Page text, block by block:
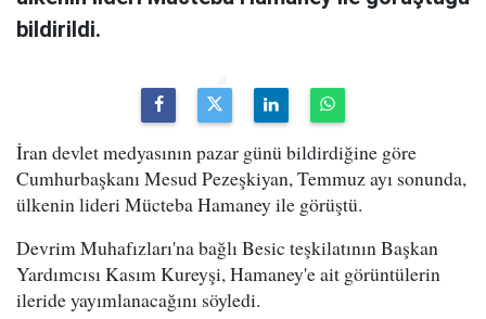
bildirildi.
İran devlet medyasının pazar günü bildirdiğine göre
Cumhurbaşkanı Mesud Pezeşkiyan, Temmuz ayı sonunda,
ülkenin lideri Mücteba Hamaney ile görüştü.
Devrim Muhafızları'na bağlı Besic teşkilatının Başkan
Yardımcısı Kasım Kureyşi, Hamaney'e ait görüntülerin
ileride yayımlanacağını söyledi.